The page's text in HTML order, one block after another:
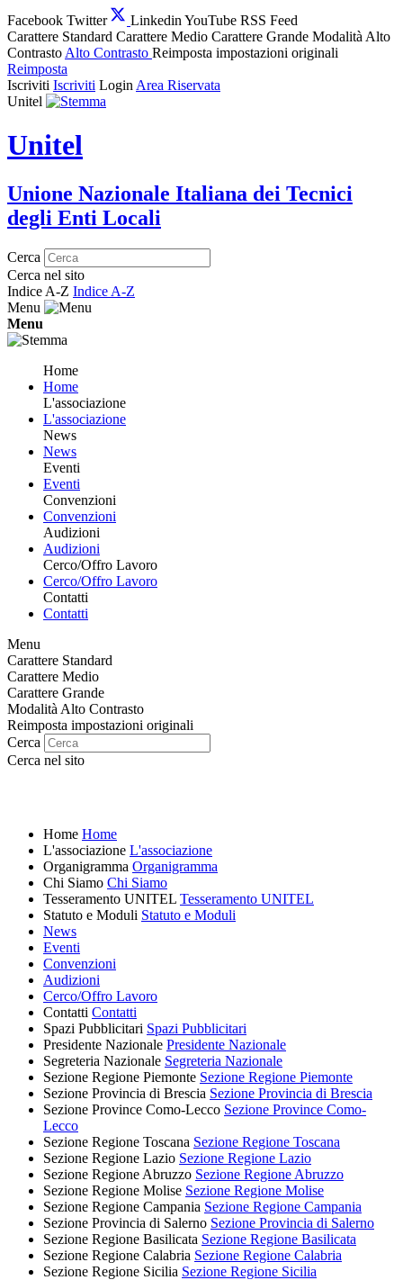
Facebook Twitter Linkedin YouTube RSS Feed
Carattere Standard Carattere Medio Carattere Grande Modalità Alto
Contrasto Alto Contrasto Reimposta impostazioni originali
Reimposta
Iscriviti Iscriviti Login Area Riservata
Unitel
Unitel
Unione Nazionale Italiana dei Tecnici
degli Enti Locali
Cerca
Cerca nel sito
Indice A-Z Indice A-Z
Menu
Menu
Home
Home
L'associazione
L'associazione
News
News
Eventi
Eventi
Convenzioni
Convenzioni
Audizioni
Audizioni
Cerco/Offro Lavoro
Cerco/Offro Lavoro
Contatti
Contatti
Menu
Carattere Standard
Carattere Medio
Carattere Grande
Modalità Alto Contrasto
Reimposta impostazioni originali
Cerca
Cerca nel sito
Home Home
L'associazione L'associazione
Organigramma Organigramma
Chi Siamo Chi Siamo
Tesseramento UNITEL Tesseramento UNITEL
Statuto e Moduli Statuto e Moduli
News
Eventi
Convenzioni
Audizioni
Cerco/Offro Lavoro
Contatti Contatti
Spazi Pubblicitari Spazi Pubblicitari
Presidente Nazionale Presidente Nazionale
Segreteria Nazionale Segreteria Nazionale
Sezione Regione Piemonte Sezione Regione Piemonte
Sezione Provincia di Brescia Sezione Provincia di Brescia
Sezione Province Como-Lecco Sezione Province Como-
Lecco
Sezione Regione Toscana Sezione Regione Toscana
Sezione Regione Lazio Sezione Regione Lazio
Sezione Regione Abruzzo Sezione Regione Abruzzo
Sezione Regione Molise Sezione Regione Molise
Sezione Regione Campania Sezione Regione Campania
Sezione Provincia di Salerno Sezione Provincia di Salerno
Sezione Regione Basilicata Sezione Regione Basilicata
Sezione Regione Calabria Sezione Regione Calabria
Sezione Regione Sicilia Sezione Regione Sicilia